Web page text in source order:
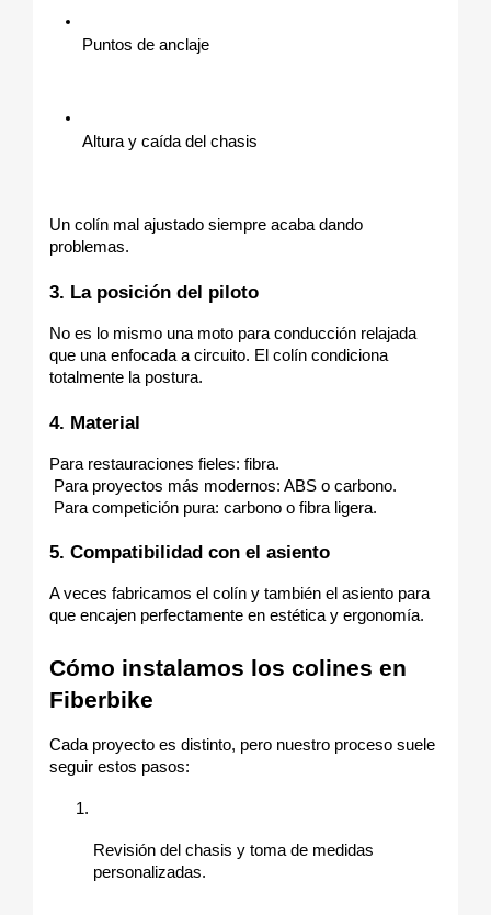
Puntos de anclaje
Altura y caída del chasis
Un colín mal ajustado siempre acaba dando
problemas.
3. La posición del piloto
No es lo mismo una moto para conducción relajada
que una enfocada a circuito. El colín condiciona
totalmente la postura.
4. Material
Para restauraciones fieles: fibra.
Para proyectos más modernos: ABS o carbono.
Para competición pura: carbono o fibra ligera.
5. Compatibilidad con el asiento
A veces fabricamos el colín y también el asiento para
que encajen perfectamente en estética y ergonomía.
Cómo instalamos los colines en
Fiberbike
Cada proyecto es distinto, pero nuestro proceso suele
seguir estos pasos:
Revisión del chasis y toma de medidas
personalizadas.